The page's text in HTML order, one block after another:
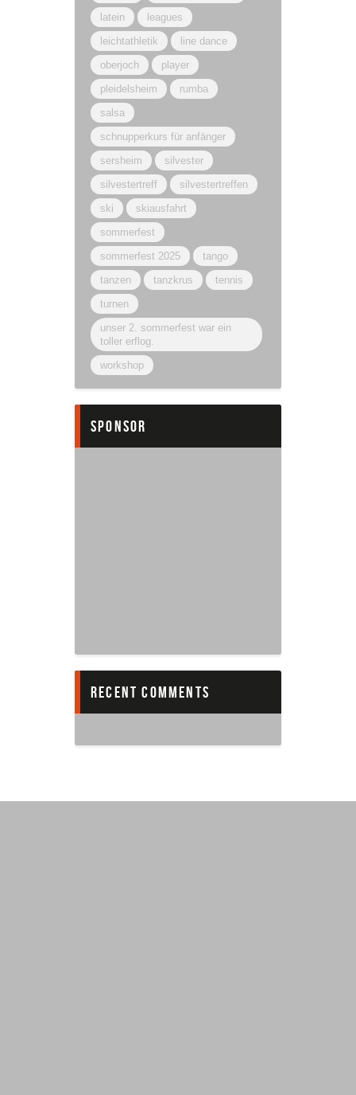
latein
leagues
leichtathletik
line dance
oberjoch
player
pleidelsheim
rumba
salsa
schnupperkurs für anfänger
sersheim
silvester
silvestertreff
silvestertreffen
ski
skiausfahrt
sommerfest
sommerfest 2025
tango
tanzen
tanzkrus
tennis
turnen
unser 2. sommerfest war ein
toller erflog.
workshop
sponsor
recent comments